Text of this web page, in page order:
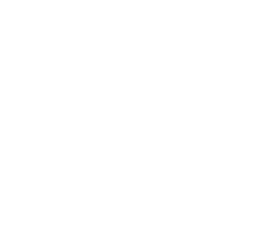
USDT jako zabezpieczenie